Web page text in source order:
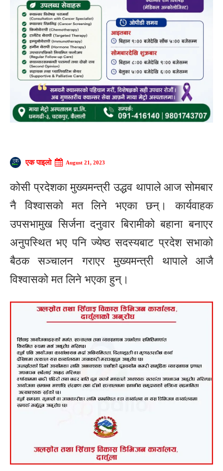
एक पाइलो August 21, 2023
कोसी प्रदेशका मुख्यमन्त्री उद्धव थापाले आज सोमबार
नै विश्वासको मत लिने भएका छन्। कार्यवाहक
उपसभामुख सिर्जना दनुवार बिरामीको बहाना बनाएर
अनुपस्थित भए पनि ज्येष्ठ सदस्यबाट प्रदेश सभाको
बैठक सञ्चालन गराएर मुख्यमन्त्री थापाले आजै
विश्वासको मत लिने भएका हुन्।